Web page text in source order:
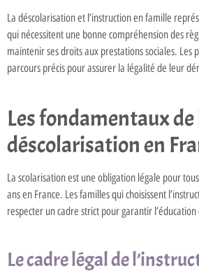
La déscolarisation et l’instruction en famille
qui nécessitent une bonne compréhension des
maintenir ses droits aux prestations sociales. Les
parcours précis pour assurer la légalité de leur
Les fondamentaux de
déscolarisation en
La scolarisation est une obligation légale pour
ans en France. Les familles qui choisissent
respecter un cadre strict pour garantir
Le cadre légal de